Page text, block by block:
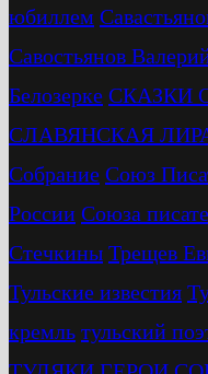
юбиллем
Савостьянов
Белозерке СКАЗКИ
СЛАВЯНСКАЯ
Собрание Союз
России Союза
Стечкины Трещев
Тульские известия
кремль тульский